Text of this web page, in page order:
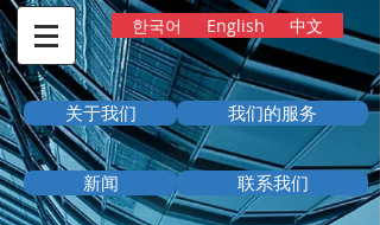
한국어 English 中文
关于我们 我们的服务
新闻 联系我们